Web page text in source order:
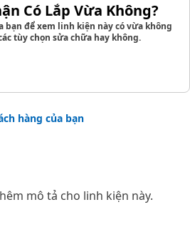
Có Lắp Vừa Không?
bạn để xem linh kiện này có vừa không
tùy chọn sửa chữa hay không.
hàng của bạn
mô tả cho linh kiện này.